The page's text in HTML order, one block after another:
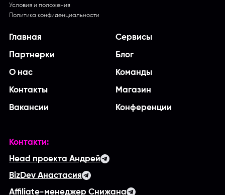
Условия и положения
Политика конфиденциальности
Главная Сервисы
Партнерки Блог
О нас Команды
Контакты Магазин
Вакансии Конференции
Контакти:
Head проекта Андрей
BizDev Анастасия
Affiliate-менеджер Снижана